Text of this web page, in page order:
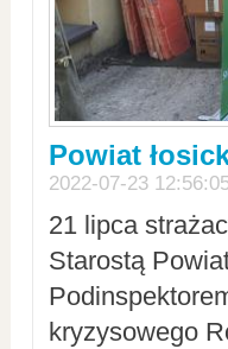
Powiat
2022-07-23
21 lipca
Starostą
kryzysowego